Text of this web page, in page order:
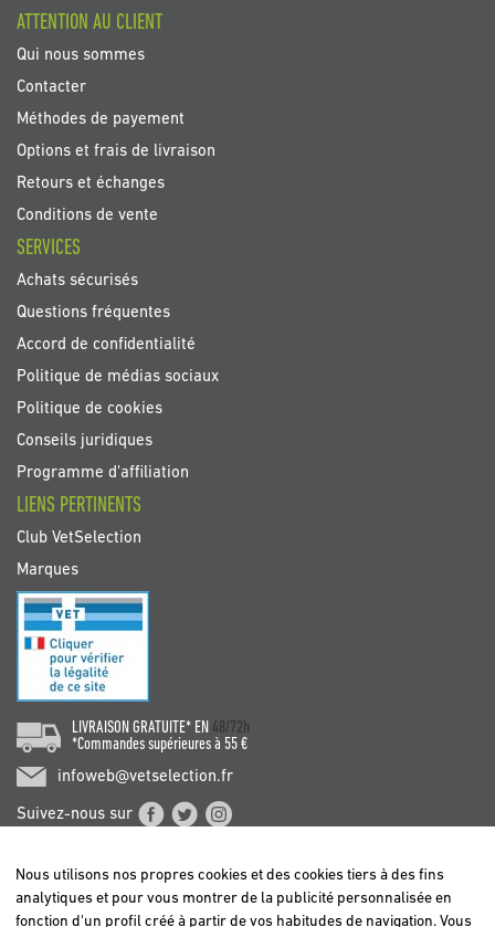
ATTENTION AU CLIENT
Qui nous sommes
Contacter
Méthodes de payement
Options et frais de livraison
Retours et échanges
Conditions de vente
SERVICES
Achats sécurisés
Questions fréquentes
Accord de confidentialité
Politique de médias sociaux
Politique de cookies
Conseils juridiques
Programme d'affiliation
LIENS PERTINENTS
Club VetSelection
Marques
LIVRAISON GRATUITE* EN 48/72h
*Commandes supérieures à 55 €
infoweb@vetselection.fr
Suivez-nous sur
Nous utilisons nos propres cookies et des cookies tiers à des fins
analytiques et pour vous montrer de la publicité personnalisée en
fonction d'un profil créé à partir de vos habitudes de navigation. Vous